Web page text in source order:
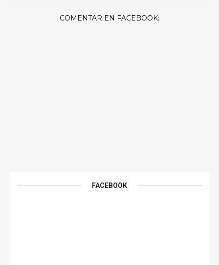
COMENTAR EN FACEBOOK:
FACEBOOK